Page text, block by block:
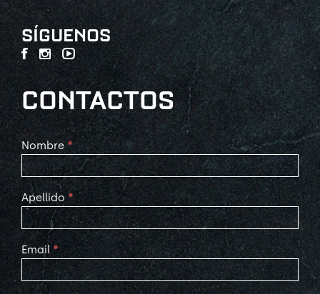
SÍGUENOS
CONTACTOS
Contact
Us
Nombre *
Apellido *
Email *